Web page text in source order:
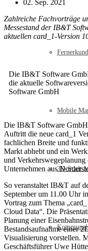
Mobile
3D-Stadt
02. Sep. 2021
Zahlreiche Fachvorträge
Messestand der IB&T
aktuellen card_1-Version
Die IB&T Software
die aktuelle
Software GmbH
Die IB&T Software
Auftritt die neue card_1
fachlichen Breite und
Markt abhebt und ein
und
Unternehmen aus
So veranstaltet IB&T auf
September um 11.00 Uhr
Vortrag zum Thema
Cloud Data“. Die
Planung einer
Bestandsaufnahme einer
Visualisierung vorstellen.
Geschäftsführer Uwe